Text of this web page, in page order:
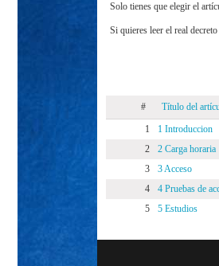
Solo tienes que elegir el
Si quieres leer el real
# Título del
1
1 Introduccion
2
2 Carga horaria
3
3 Acceso
4
4 Pruebas de
5
5 Estudios